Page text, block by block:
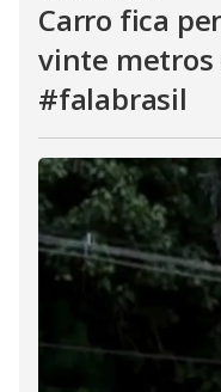
Carro fica
vinte
#falabrasil